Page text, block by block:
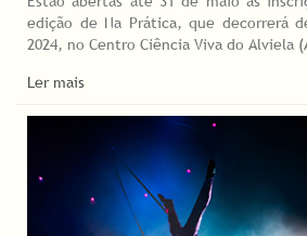
edição de Na Prática, que decorrerá
2024, no Centro Ciência Viva do Alviela
Ler mais